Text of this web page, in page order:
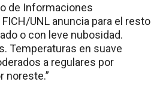
de Informaciones
UNL anuncia para el resto
o con leve nubosidad.
Temperaturas en suave
a regulares por
noreste.”